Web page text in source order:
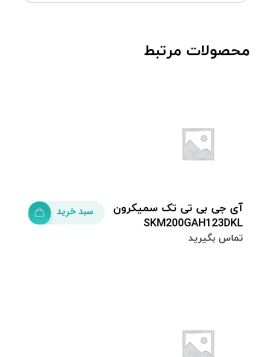
محصولات مرتبط
آى جى بى تى تک سمیکرون
SKM200GAH123DKL
تماس بگیرید
سبد خرید